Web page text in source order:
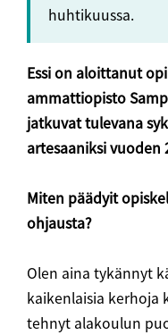
huhtikuussa.
Essi on aloittanut
ammattiopisto
jatkuvat tulevana
artesaaniksi vuoden
Miten päädyit
ohjausta?
Olen aina tykännyt
kaikenlaisia kerhoja
tehnyt alakoulun